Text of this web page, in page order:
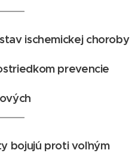
ischemickej choroby
prevencie
bojujú proti voľným